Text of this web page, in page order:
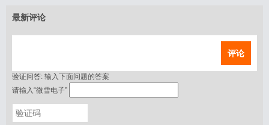
最新评论
评论
验证问答: 输入下面问题的答案
请输入“微雪电子”